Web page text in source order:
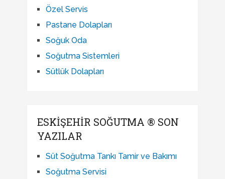
Özel Servis
Pastane Dolapları
Soğuk Oda
Soğutma Sistemleri
Sütlük Dolapları
ESKIŞEHIR SOĞUTMA ® SON
YAZILAR
Süt Soğutma Tankı Tamir ve Bakımı
Soğutma Servisi